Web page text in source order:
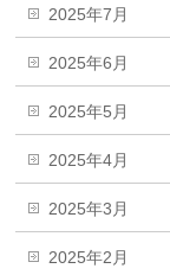
2025年7月
2025年6月
2025年5月
2025年4月
2025年3月
2025年2月